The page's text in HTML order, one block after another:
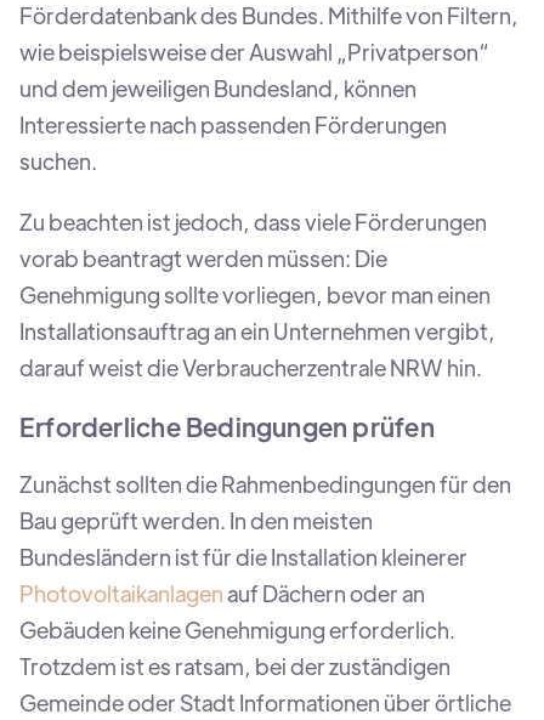
Förderdatenbank des Bundes. Mithilfe von Filtern,
wie beispielsweise der Auswahl „Privatperson“
und dem jeweiligen Bundesland, können
Interessierte nach passenden Förderungen
suchen.
Zu beachten ist jedoch, dass viele Förderungen
vorab beantragt werden müssen: Die
Genehmigung sollte vorliegen, bevor man einen
Installationsauftrag an ein Unternehmen vergibt,
darauf weist die Verbraucherzentrale NRW hin.
Erforderliche Bedingungen prüfen
Zunächst sollten die Rahmenbedingungen für den
Bau geprüft werden. In den meisten
Bundesländern ist für die Installation kleinerer
Photovoltaikanlagenauf Dächern oder an
Gebäuden keine Genehmigung erforderlich.
Trotzdem ist es ratsam, bei der zuständigen
Gemeinde oder Stadt Informationen über örtliche